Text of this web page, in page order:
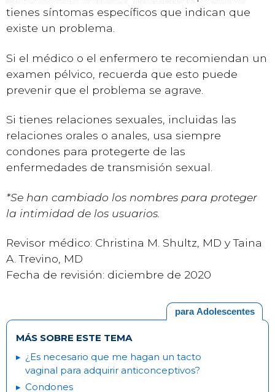
tienes síntomas específicos que indican que
existe un problema.
Si el médico o el enfermero te recomiendan un
examen pélvico, recuerda que esto puede
prevenir que el problema se agrave.
Si tienes relaciones sexuales, incluidas las
relaciones orales o anales, usa siempre
condones para protegerte de las
enfermedades de transmisión sexual.
*Se han cambiado los nombres para proteger
la intimidad de los usuarios.
Revisor médico: Christina M. Shultz, MD y Taina
A. Trevino, MD
Fecha de revisión: diciembre de 2020
para Adolescentes
MÁS SOBRE ESTE TEMA
¿Es necesario que me hagan un tacto
vaginal para adquirir anticonceptivos?
Condones